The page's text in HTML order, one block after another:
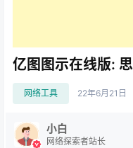
亿图图示在线版:
网络工具 22年6月21日
小白
网络探索者站长